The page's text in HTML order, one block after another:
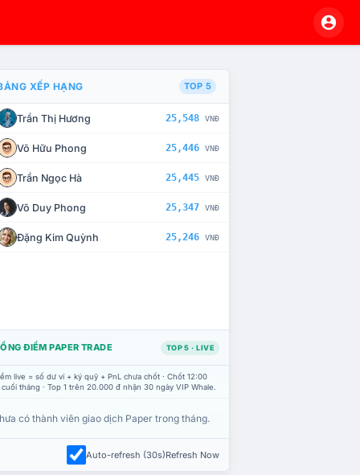
CHẾ TÀI XỬ LÝ VI PHẠM
XẾP HẠNG TOP 5
Trần Thị Hương 25,548 VNĐ
Võ Hữu Phong 25,446 VNĐ
Trần Ngọc Hà 25,445 VNĐ
Võ Duy Phong 25,347 VNĐ
Đặng Kim Quỳnh 25,246 VNĐ
ĐIỂM PAPER TRADE TOP 5 · LIVE
live = số dư ví + ký quỹ + PnL chưa chốt · Chốt 12:00
tháng · Top 1 trên 20.000 đ nhận 30 ngày VIP Whale.
có thành viên giao dịch Paper trong tháng.
Auto-refresh (30s)Refresh Now